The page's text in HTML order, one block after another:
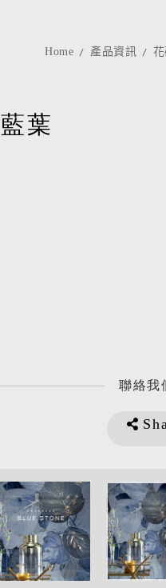
Home 產品資訊 花
葉
聯絡我